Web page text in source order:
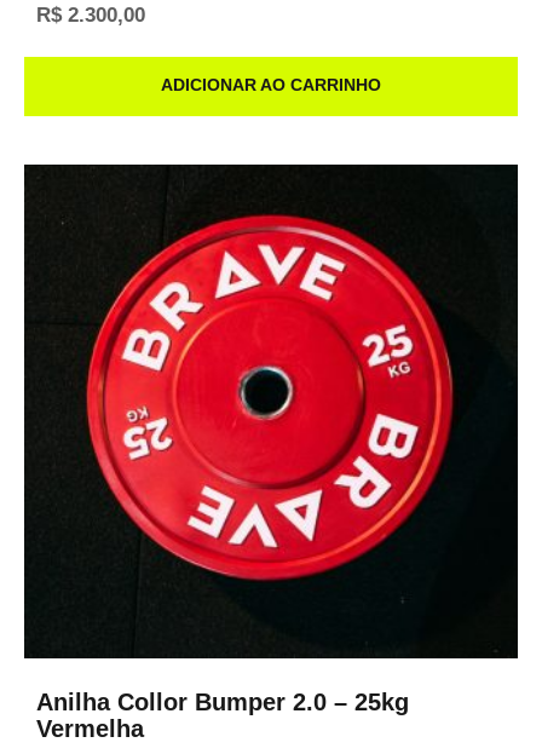
R$2.300,00
ADICIONAR AO CARRINHO
Anilha Collor Bumper 2.0 – 25kg
Vermelha